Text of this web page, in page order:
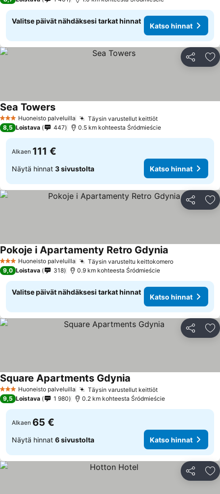
Valitse päivät nähdäksesi tarkat hinnat
Katso hinnat
Jaa
3 Tähtiluokitus
Huoneisto palveluilla Täysin varustellut keittiötKatso hinnat
Sea TowersKatso hinnat
8,5 Loistava 447 0.5 km kohteesta Śródmieście
Alkaen 111 €
Näytä hinnat 3 sivustolta Katso hinnat
Jaa
3 Tähtiluokitus
Huoneisto palveluilla Täysin varusteltu keittokomeroKatso hinnat
Pokoje i Apartamenty Retro Gdynia
9,0 Loistava 318 0.9 km kohteesta Śródmieście
Valitse päivät nähdäksesi tarkat hinnat
Katso hinnat
Jaa
3 Tähtiluokitus
Huoneisto palveluilla Täysin varustellut keittiötKatso hinnat
Square Apartments Gdynia
9,5 Loistava 1 980 0.2 km kohteesta Śródmieście
Alkaen 65 €
Näytä hinnat 6 sivustolta Katso hinnat
Jaa